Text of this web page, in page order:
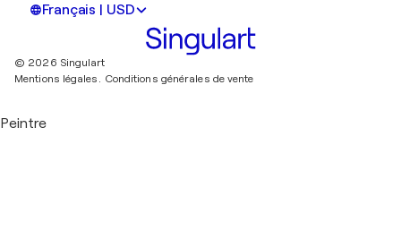
Français | USD
© 2026 Singulart
Mentions légales.
Conditions générales de vente
Peintre